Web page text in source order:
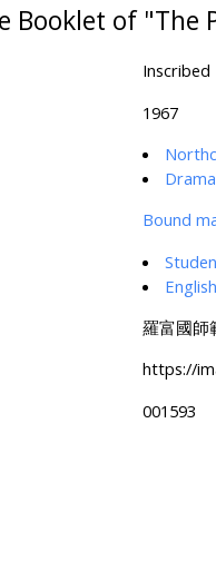
Booklet of "The
Inscribed
1967
Drama
Bound
羅富國師
https://
001593